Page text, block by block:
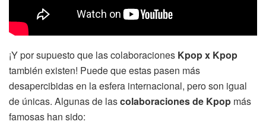
¡Y por supuesto que las colaboraciones Kpop x Kpop
también existen! Puede que estas pasen más
desapercibidas en la esfera internacional, pero son igual
de únicas. Algunas de lascolaboraciones de Kpop más
famosas han sido: